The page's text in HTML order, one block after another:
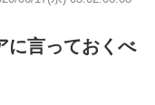
に言っておくべ